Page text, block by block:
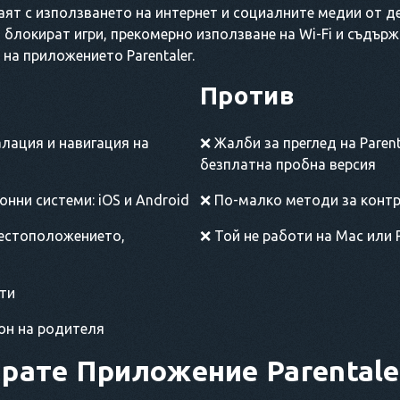
с използването на интернет и социалните медии от
блокират игри, прекомерно използване на Wi-Fi и
приложението Parentaler.
и навигация на
системи: iOS и Android
на родителя
Против
❌ Жалби за преглед на
безплатна пробна версия
❌ По-малко методи за
❌ Той не работи на Mac или
Приложение